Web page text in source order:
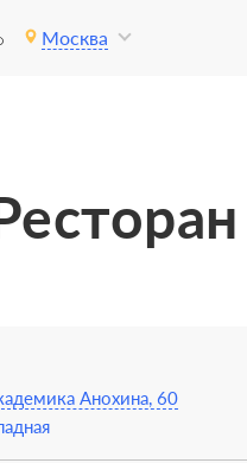
Москва
Анохина, 60